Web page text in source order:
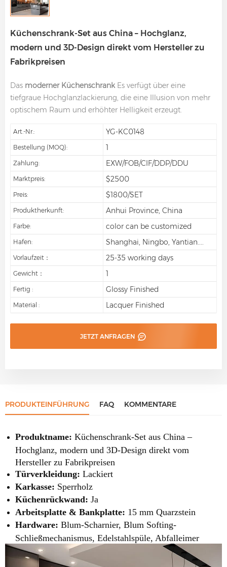
Küchenschrank-Set aus China – Hochglanz,
modern und 3D-Design direkt vom Hersteller zu
Fabrikpreisen
Das moderner Küchenschrank Es verfügt über eine
tiefgraue Hochglanzlackierung, die eine Illusion von mehr
optischem Raum und erhöhter Helligkeit erzeugt.
Art.-Nr.: YG-KC0148
Bestellung (MOQ): 1
Zahlung: EXW/FOB/CIF/DDP/DDU
Marktpreis: $2500
Preis: $1800/SET
Produktherkunft: Anhui Province, China
Farbe: color can be customized
Hafen: Shanghai, Ningbo, Yantian....
Vorlaufzeit： 25-35 working days
Gewicht： 1
Fertig : Glossy Finished
Material : Lacquer Finished
JETZT ANFRAGEN
PRODUKTEINFÜHRUNG FAQ KOMMENTARE
Produktname: Küchenschrank-Set aus China –
Hochglanz, modern und 3D-Design direkt vom
Hersteller zu Fabrikpreisen
Türverkleidung: Lackiert
Karkasse: Sperrholz
Küchenrückwand: Ja
Arbeitsplatte & Bankplatte: 15 mm Quarzstein
Hardware: Blum-Scharnier, Blum Softing-
Schließmechanismus, Edelstahlspüle, Abfalleimer